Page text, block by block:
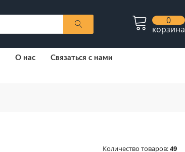
0
корзина
О нас Связаться с нами
Количество товаров:49